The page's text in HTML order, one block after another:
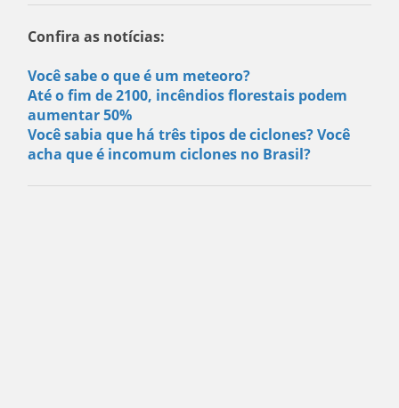
Confira as notícias:
Você sabe o que é um meteoro?
Até o fim de 2100, incêndios florestais podem
aumentar 50%
Você sabia que há três tipos de ciclones? Você
acha que é incomum ciclones no Brasil?